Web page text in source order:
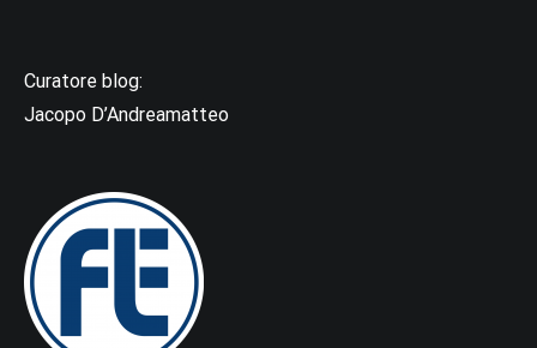
Curatore blog:
Jacopo D’Andreamatteo